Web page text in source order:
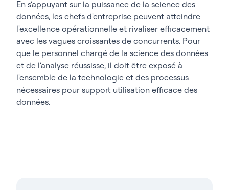
En s'appuyant sur la puissance de la science des
données, les chefs d'entreprise peuvent atteindre
l'excellence opérationnelle et rivaliser efficacement
avec les vagues croissantes de concurrents. Pour
que le personnel chargé de la science des données
et de l'analyse réussisse, il doit être exposé à
l'ensemble de la technologie et des processus
nécessaires pour support utilisation efficace des
données.